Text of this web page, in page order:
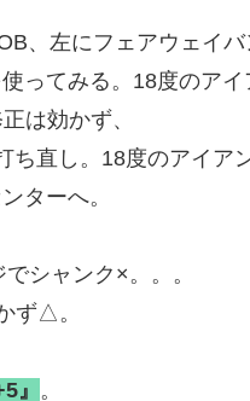
、左にフェアウェイバ
ってみる。18度のア
は効かず、
直し。18度のアイア
ターへ。
シャンク×。。。
ず△。
』 。